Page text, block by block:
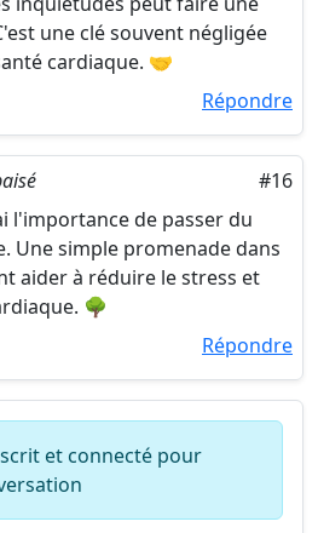
une clé souvent négligée
cardiaque. 🤝
Répondre
#16
l'importance de passer du
Une simple promenade dans
aider à réduire le stress et
🌳
Répondre
et connecté pour